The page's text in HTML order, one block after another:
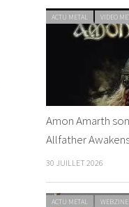
ACTU METAL VIDEO
Amon Amarth
Allfather
30 JUILLET 2026
ACTU METAL